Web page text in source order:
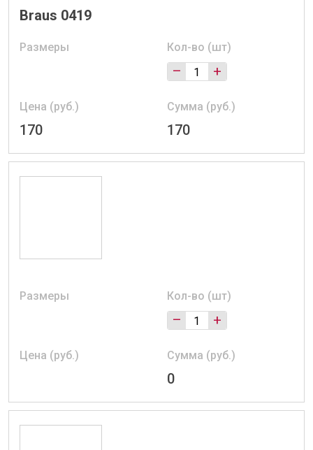
Braus 0419
Размеры Кол-во (шт)
– +
Цена (руб.)
170
Сумма (руб.)
170
Размеры Кол-во (шт)
– +
Цена (руб.) Сумма (руб.)
0